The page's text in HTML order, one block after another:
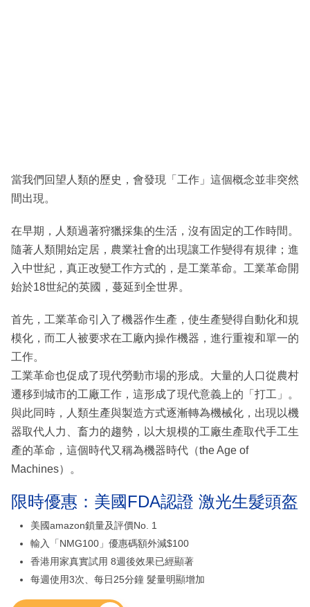
當我們回望人類的歷史，會發現「工作」這個概念並非突然
間出現。
在早期，人類過著狩獵採集的生活，沒有固定的工作時間。
隨著人類開始定居，農業社會的出現讓工作變得有規律；進
入中世紀，真正改變工作方式的，是工業革命。工業革命開
始於18世紀的英國，蔓延到全世界。
首先，工業革命引入了機器作生產，使生產變得自動化和規
模化，而工人被要求在工廠內操作機器，進行重複和單一的
工作。
工業革命也促成了現代勞動市場的形成。大量的人口從農村
遷移到城市的工廠工作，這形成了現代意義上的「打工」。
與此同時，人類生產與製造方式逐漸轉為機械化，出現以機
器取代人力、畜力的趨勢，以大規模的工廠生產取代手工生
產的革命，這個時代又稱為機器時代（the Age of
Machines）。
限時優惠：美國FDA認證 激光生髮頭盔
美國amazon鎖量及評價No. 1
輸入「NMG100」優惠碼額外減$100
香港用家真實試用 8週後效果已經顯著
每週使用3次、每日25分鐘 髮量明顯增加